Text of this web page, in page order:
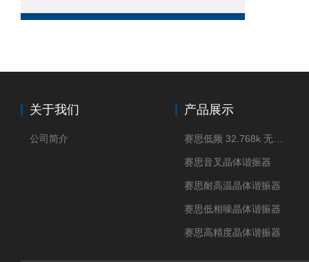
关于我们
公司简介
产品展示
赛思音叉晶体谐振器
赛思耐高温晶体谐振器
赛思低相噪晶体谐振器
赛思高精度晶体谐振器